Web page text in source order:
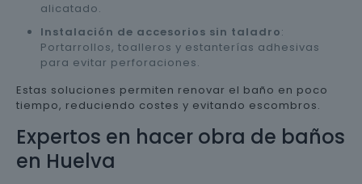
alicatado.
Instalación de accesorios sin taladro:
Portarrollos, toalleros y estanterías adhesivas
para evitar perforaciones.
Estas soluciones permiten renovar el baño en poco
tiempo, reduciendo costes y evitando escombros.
Expertos en hacer obra de baños
en Huelva